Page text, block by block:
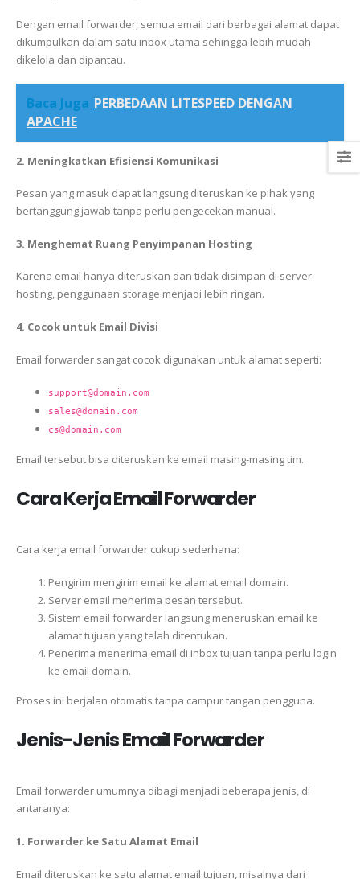
Dengan email forwarder, semua email dari berbagai alamat dapat
dikumpulkan dalam satu inbox utama sehingga lebih mudah
dikelola dan dipantau.
Baca Juga PERBEDAAN LITESPEED DENGAN
APACHE
2. Meningkatkan Efisiensi Komunikasi
Pesan yang masuk dapat langsung diteruskan ke pihak yang
bertanggung jawab tanpa perlu pengecekan manual.
3. Menghemat Ruang Penyimpanan Hosting
Karena email hanya diteruskan dan tidak disimpan di server
hosting, penggunaan storage menjadi lebih ringan.
4. Cocok untuk Email Divisi
Email forwarder sangat cocok digunakan untuk alamat seperti:
support@domain.com
sales@domain.com
cs@domain.com
Email tersebut bisa diteruskan ke email masing-masing tim.
Cara Kerja Email Forwarder
Cara kerja email forwarder cukup sederhana:
Pengirim mengirim email ke alamat email domain.
Server email menerima pesan tersebut.
Sistem email forwarder langsung meneruskan email ke
alamat tujuan yang telah ditentukan.
Penerima menerima email di inbox tujuan tanpa perlu login
ke email domain.
Proses ini berjalan otomatis tanpa campur tangan pengguna.
Jenis-Jenis Email Forwarder
Email forwarder umumnya dibagi menjadi beberapa jenis, di
antaranya:
1. Forwarder ke Satu Alamat Email
Email diteruskan ke satu alamat email tujuan, misalnya dari